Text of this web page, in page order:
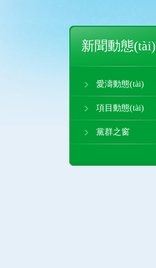
新聞動態(tài)
愛濤動態(tài)
項目動態(tài)
黨群之窗